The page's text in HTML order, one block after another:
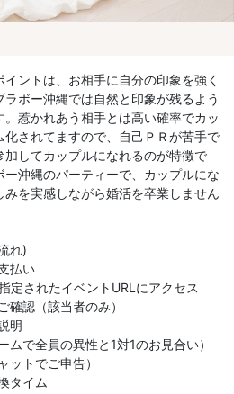
ントは、お相手に自分の印象を強く
ボー沖縄では自然と印象が残るよう
惹かれあう相手とは高い確率でカッ
されてますので、自己ＰＲが苦手で
加してカップルになれるのが特徴で
沖縄のパーティーで、カップルにな
を実感しながら婚活を卒業しません
れ)
払い
されたイベントURLにアクセス
認（該当者のみ）
明
で全員の異性と1対1のお見合い）
トでご申告）
タイム